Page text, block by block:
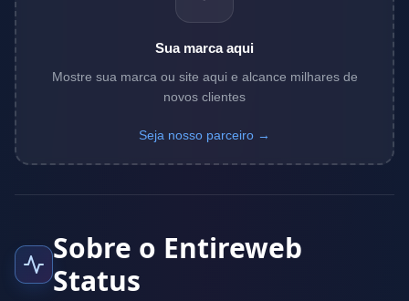
Sua marca aqui
Mostre sua marca ou site aqui e alcance milhares de
novos clientes
Seja nosso parceiro →
Sobre o Entireweb
Status